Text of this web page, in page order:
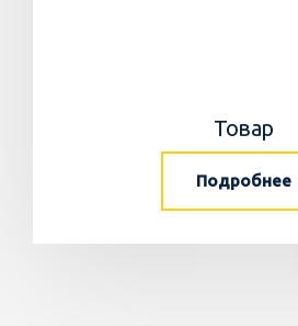
Товар
Подробнее